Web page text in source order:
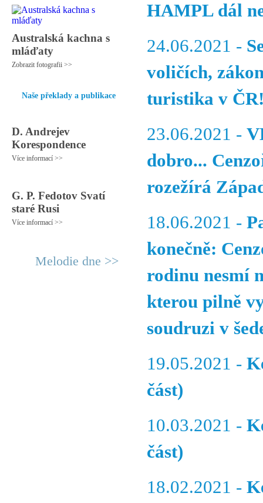
Australská kachna s
mláďaty
Zobrazit fotografii >>
Naše překlady a publikace
D. Andrejev
Korespondence
Více informací >>
G. P. Fedotov Svatí
staré Rusi
Více informací >>
Melodie dne >>
HAMPL dál
24.06.2021 -
voličích,
turistika v
23.06.2021 -
dobro...
rozežírá
18.06.2021 -
konečně:
rodinu nesmí
kterou pilně
soudruzi v
19.05.2021 -
část)
10.03.2021 -
část)
18.02.2021 -